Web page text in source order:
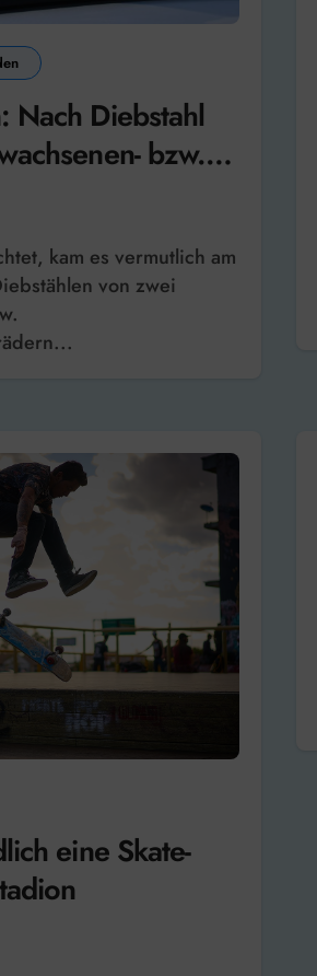
Nach Diebstahl
bzw.
–
wieder
und an die
ausgehändigt
von zwei
eine Skate-